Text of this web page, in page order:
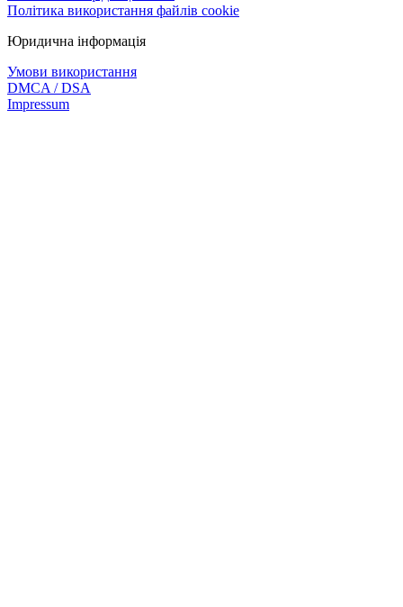
Політика використання файлів cookie
Юридична інформація
Умови використання
DMCA / DSA
Impressum